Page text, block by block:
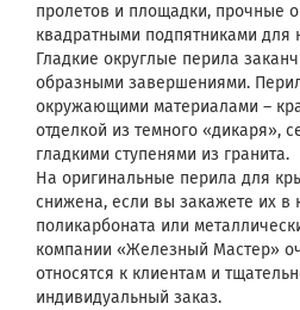
пролетов и площадки, прочные
квадратными подпятниками
Гладкие округлые перила
образными завершениями.
окружающими материалами –
отделкой из темного «дикаря»,
гладкими ступенями из гранита.
На оригинальные перила для
снижена, если вы закажете их в
поликарбоната или
компании «Железный Мастер»
относятся к клиентам и
индивидуальный заказ.